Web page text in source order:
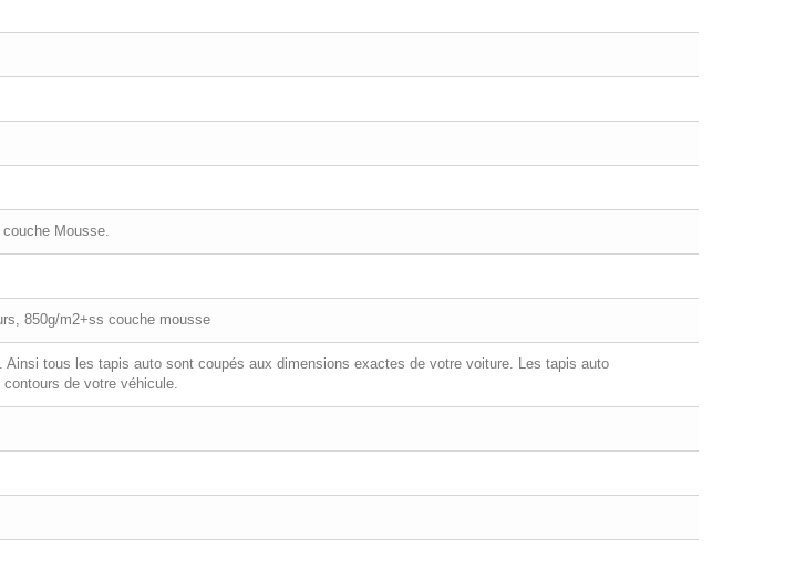
Mousse.
850g/m2+ss couche mousse
Ainsi tous les tapis auto sont coupés aux dimensions exactes de votre voiture. Les tapis auto
de votre véhicule.